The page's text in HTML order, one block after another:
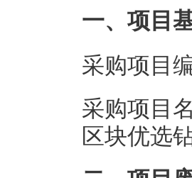
一、项目
采购项目
采购项目
区块优选